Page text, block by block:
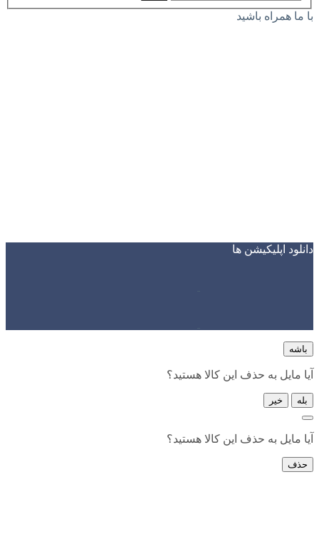
با ما همراه باشید
دانلود اپلیکیشن ها
باشه
آیا مایل به حذف این کالا هستید؟
بله خیر
آیا مایل به حذف این کالا هستید؟
حذف